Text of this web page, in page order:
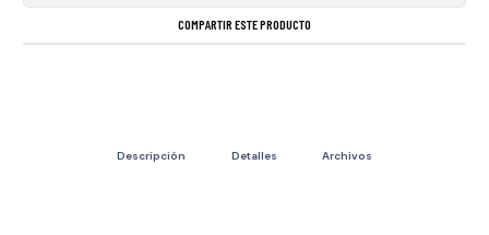
COMPARTIR ESTE PRODUCTO
Descripción Detalles Archivos